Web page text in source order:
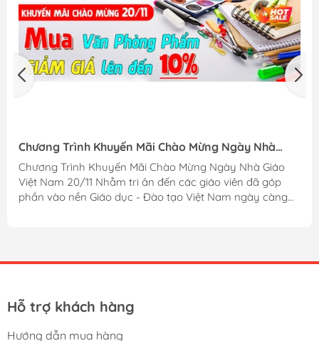
Chương Trình Khuyến Mãi Chào Mừng Ngày Nhà
Giáo Việt Nam 20/11
Chương Trình Khuyến Mãi Chào Mừng Ngày Nhà Giáo
Việt Nam 20/11 Nhằm tri ân đến các giáo viên đã góp
phần vào nền Giáo dục - Đào tạo Việt Nam ngày càng
1.000.000đ. Chương trình diễn ra đến...
Hỗ trợ khách hàng
Hướng dẫn mua hàng